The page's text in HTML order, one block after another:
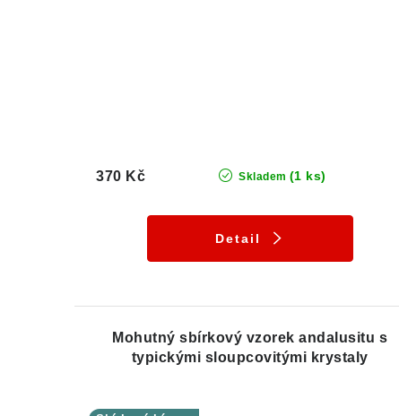
Skladem (1 ks)
370 Kč
Detail
Mohutný sbírkový vzorek andalusitu s
typickými sloupcovitými krystaly